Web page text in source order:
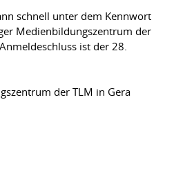
schnell unter dem Kennwort
Medienbildungszentrum der
ist der 28.
der TLM in Gera